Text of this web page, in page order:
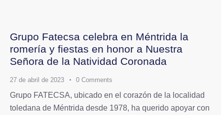
Grupo Fatecsa celebra en Méntrida la
romería y fiestas en honor a Nuestra
Señora de la Natividad Coronada
27 de abril de 2023 0 Comments
Grupo FATECSA, ubicado en el corazón de la localidad
toledana de Méntrida desde 1978, ha querido apoyar con